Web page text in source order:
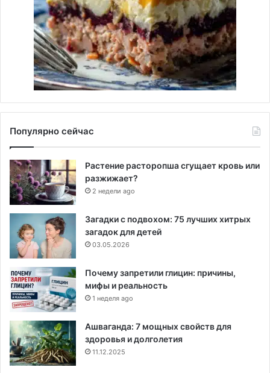
Популярно сейчас
Растение расторопша сгущает кровь или
разжижает?
2 недели ago
Загадки с подвохом: 75 лучших хитрых
загадок для детей
03.05.2026
Почему запретили глицин: причины,
мифы и реальность
1 неделя ago
Ашваганда: 7 мощных свойств для
здоровья и долголетия
11.12.2025